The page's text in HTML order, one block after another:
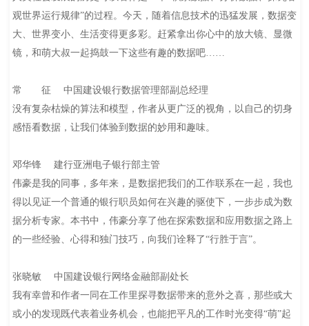
观世界运行规律”的过程。今天，随着信息技术的迅猛发展，数据变
大、世界变小、生活变得更多彩。赶紧拿出你心中的放大镜、显微
镜，和萌大叔一起捣鼓一下这些有趣的数据吧……
常 征 中国建设银行数据管理部副总经理
没有复杂枯燥的算法和模型，作者从更广泛的视角，以自己的切身
感悟看数据，让我们体验到数据的妙用和趣味。
邓华锋 建行亚洲电子银行部主管
伟豪是我的同事，多年来，是数据把我们的工作联系在一起，我也
得以见证一个普通的银行职员如何在兴趣的驱使下，一步步成为数
据分析专家。本书中，伟豪分享了他在探索数据和应用数据之路上
的一些经验、心得和独门技巧，向我们诠释了“行胜于言”。
张晓敏 中国建设银行网络金融部副处长
我有幸曾和作者一同在工作里探寻数据带来的意外之喜，那些或大
或小的发现既代表着业务机会，也能把平凡的工作时光变得“萌”起